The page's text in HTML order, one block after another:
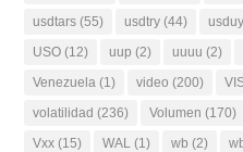
usdtars (55) usdtry (44)
USO (12) uup (2) uuuu (2)
Venezuela (1) video (200)
volatilidad (236) Volumen (170)
Vxx (15) WAL (1) wb (2)